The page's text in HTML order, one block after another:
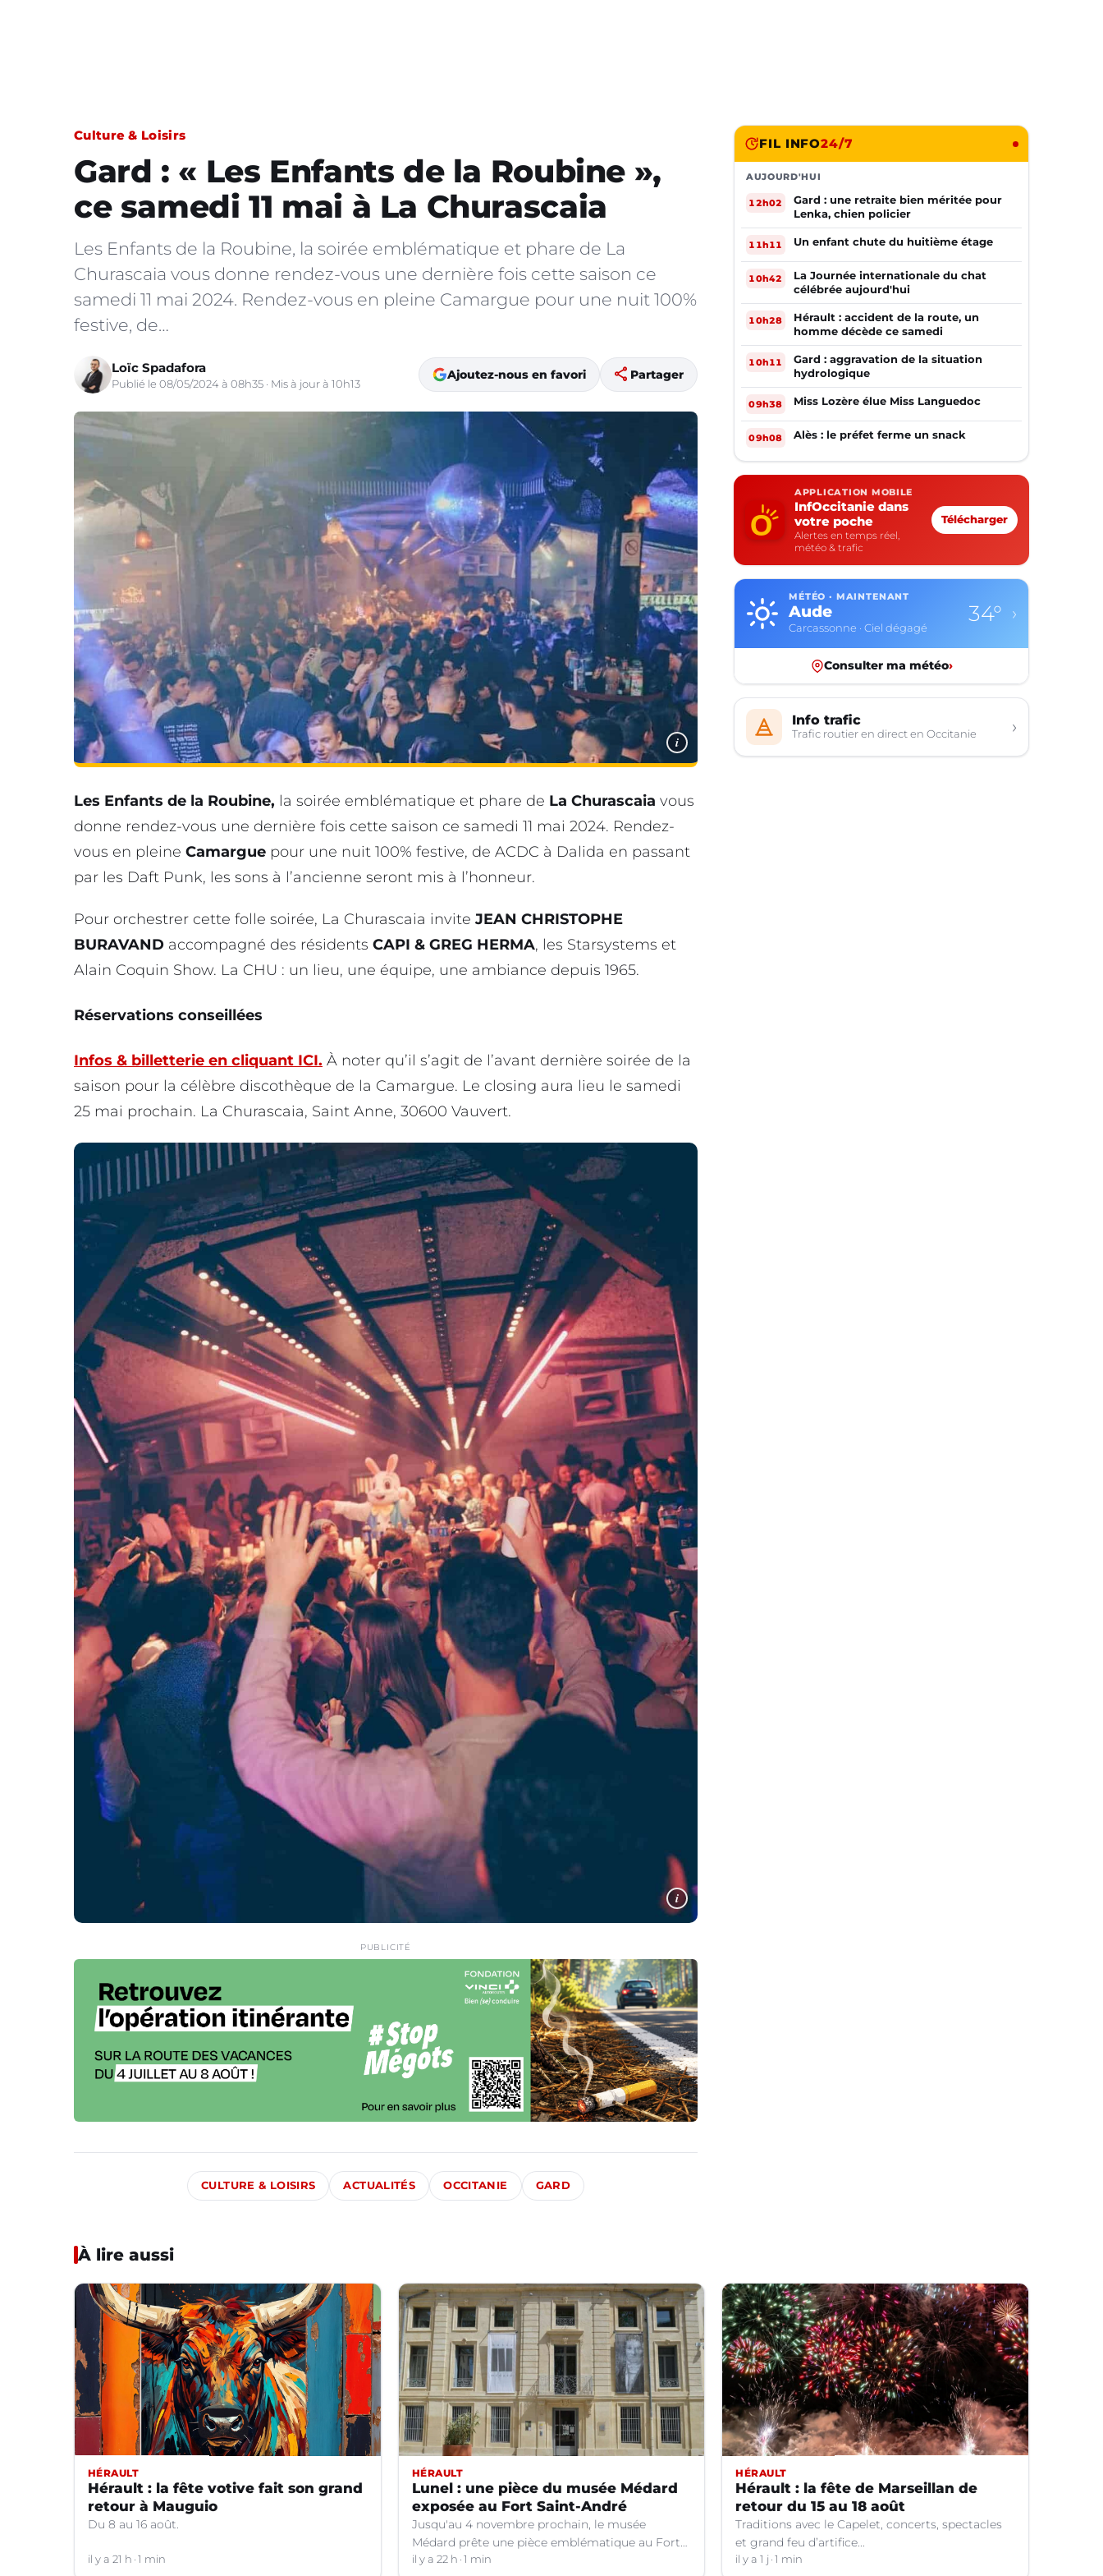
Culture & Loisirs
Gard : « Les Enfants de la Roubine »,
ce samedi 11 mai à La Churascaia
Les Enfants de la Roubine, la soirée emblématique et phare de La
Churascaia vous donne rendez-vous une dernière fois cette saison ce
samedi 11 mai 2024. Rendez-vous en pleine Camargue pour une nuit 100%
festive, de…
Loïc Spadafora
Publié le 08/05/2024 à 08h35 · Mis à jour à 10h13
Ajoutez-nous en favori share Partager
i
Les Enfants de la Roubine, la soirée emblématique et phare de La Churascaia vous
donne rendez-vous une dernière fois cette saison ce samedi 11 mai 2024. Rendez-
vous en pleine Camargue pour une nuit 100% festive, de ACDC à Dalida en passant
par les Daft Punk, les sons à l’ancienne seront mis à l’honneur.
Pour orchestrer cette folle soirée, La Churascaia invite JEAN CHRISTOPHE
BURAVAND accompagné des résidents CAPI & GREG HERMA, les Starsystems et
Alain Coquin Show. La CHU : un lieu, une équipe, une ambiance depuis 1965.
Réservations conseillées
Infos & billetterie en cliquant ICI. À noter qu’il s’agit de l’avant dernière soirée de la
saison pour la célèbre discothèque de la Camargue. Le closing aura lieu le samedi
25 mai prochain. La Churascaia, Saint Anne, 30600 Vauvert.
i
PUBLICITÉ
CULTURE & LOISIRS ACTUALITÉS OCCITANIE GARD
FIL INFO24/7
AUJOURD'HUI
12h02
Gard : une retraite bien méritée pour
Lenka, chien policier
11h11 Un enfant chute du huitième étage
10h42
La Journée internationale du chat
célébrée aujourd'hui
10h28
Hérault : accident de la route, un
homme décède ce samedi
10h11
Gard : aggravation de la situation
hydrologique
09h38 Miss Lozère élue Miss Languedoc
09h08 Alès : le préfet ferme un snack
APPLICATION MOBILE
InfOccitanie dans
votre poche
Alertes en temps réel,
météo & trafic
Télécharger
MÉTÉO · MAINTENANT
Aude
Carcassonne · Ciel dégagé
34° ›
Consulter ma météo›
Info trafic
Trafic routier en direct en Occitanie ›
À lire aussi
HÉRAULT
Hérault : la fête votive fait son grand
retour à Mauguio
Du 8 au 16 août.
il y a 21 h 1 min
HÉRAULT
Lunel : une pièce du musée Médard
exposée au Fort Saint-André
Jusqu'au 4 novembre prochain, le musée
Médard prête une pièce emblématique au Fort
Saint-André à Villeneuve-lez-Avignon (Gard).
il y a 22 h 1 min
HÉRAULT
Hérault : la fête de Marseillan de
retour du 15 au 18 août
Traditions avec le Capelet, concerts, spectacles
et grand feu d’artifice...
il y a 1 j 1 min